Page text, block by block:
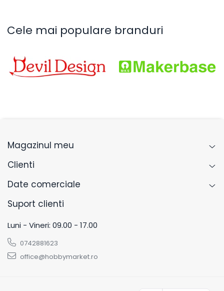
Cele mai populare branduri
Magazinul meu
Clienti
Date comerciale
Suport clienti
Luni - Vineri: 09.00 - 17.00
0742881623
office@hobbymarket.ro